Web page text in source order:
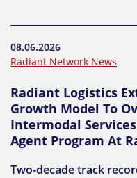
08.06.2026
Radiant Network News
Radiant Logistics
Growth Model To
Intermodal
Agent Program At
Two-decade track